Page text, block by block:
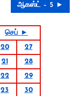
ஆகஸ்ட் – 5 ►
செப் ►
20
27
21
28
22
29
23
30